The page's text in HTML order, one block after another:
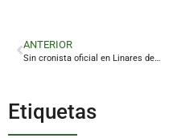
ANTERIOR
Sin cronista oficial en Linares desde finales del siglo XX
Etiquetas